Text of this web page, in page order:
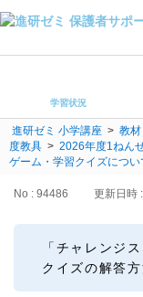
よくある質問
保護者サポー
登録情報の変更・
よくある質問・お
学習状況
進研ゼミ 小学講座 > 教材
度教具 > 2026年度1ねん
ゲーム・学習クイズについ
No : 94486 更新日時
「チャレンジ
クイズの解答